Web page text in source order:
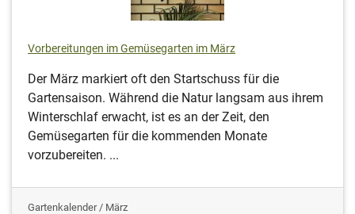
Vorbereitungen im Gemüsegarten im März
Der März markiert oft den Startschuss für die
Gartensaison. Während die Natur langsam aus ihrem
Winterschlaf erwacht, ist es an der Zeit, den
Gemüsegarten für die kommenden Monate
vorzubereiten. ...
Gartenkalender / März